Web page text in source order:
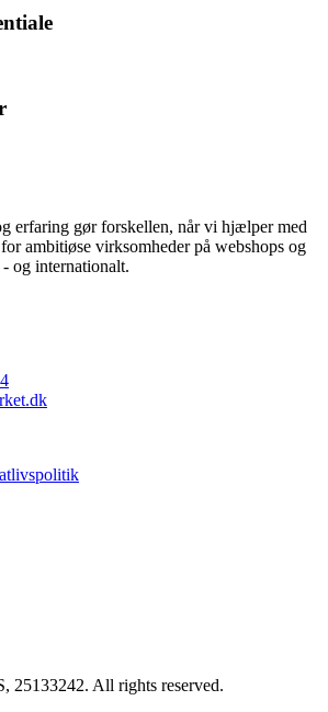
erfaring gør forskellen, når vi hjælper med
ambitiøse virksomheder på webshops og
og internationalt.
25133242. All rights reserved.